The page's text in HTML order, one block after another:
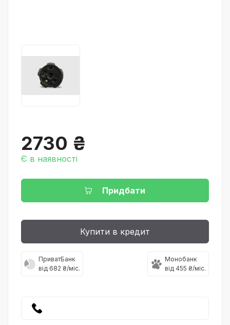
2730 ₴
Є в наявності
Придбати
Купити в кредит
ПриватБанк
від 682 ₴/міс.
Монобанк
від 455 ₴/міс.